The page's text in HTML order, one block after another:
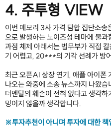
4. 주투형 VIEW
이번 메모리 3사 가격 담합 집단소
으로 발생하는 노이즈성 테마에 불
과점 체제 아래서는 법무부가 직접
기 어렵고, 20***의 기각 선례가 방
최근 오픈AI 상장 연기, 애플 아이폰
나오는 와중에 소송 뉴스까지 나왔
더멘탈의 훼손이 전혀 없다고 생각
밍이지 않을까 생각합니다.
※투자추천이 아니며 투자에 대한 책